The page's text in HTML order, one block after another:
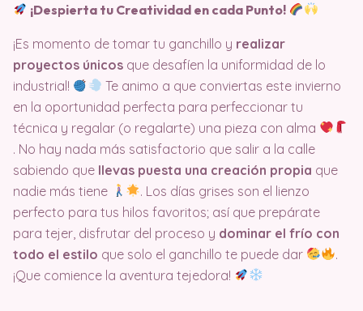
¡Despierta tu Creatividad en cada Punto!
¡Es momento de tomar tu ganchillo y realizar
proyectos únicos que desafíen la uniformidad de lo
industrial!
Te animo a que conviertas este invierno
en la oportunidad perfecta para perfeccionar tu
técnica y regalar (o regalarte) una pieza con alma
. No hay nada más satisfactorio que salir a la calle
sabiendo que llevas puesta una creación propia que
nadie más tiene
. Los días grises son el lienzo
perfecto para tus hilos favoritos; así que prepárate
para tejer, disfrutar del proceso y dominar el frío con
todo el estilo que solo el ganchillo te puede dar
.
¡Que comience la aventura tejedora!